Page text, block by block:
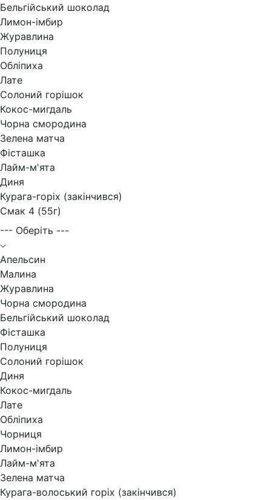
Бельгійський шоколад
Лимон-імбир
Журавлина
Полуниця
Обліпиха
Лате
Солоний горішок
Кокос-мигдаль
Чорна смородина
Зелена матча
Фісташка
Лайм-м'ята
Диня
Курага-горіх (закінчився)
Смак 4 (55г)
--- Оберіть ---
Апельсин
Малина
Журавлина
Чорна смородина
Бельгійський шоколад
Фісташка
Полуниця
Солоний горішок
Диня
Кокос-мигдаль
Лате
Обліпиха
Чорниця
Лимон-імбир
Лайм-м'ята
Зелена матча
Курага-волоський горіх (закінчився)